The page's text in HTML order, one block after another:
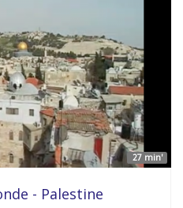
27 min'
- Palestine